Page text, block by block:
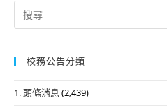
Search
for:
校務公告分類
1. 頭條消息 (2,439)